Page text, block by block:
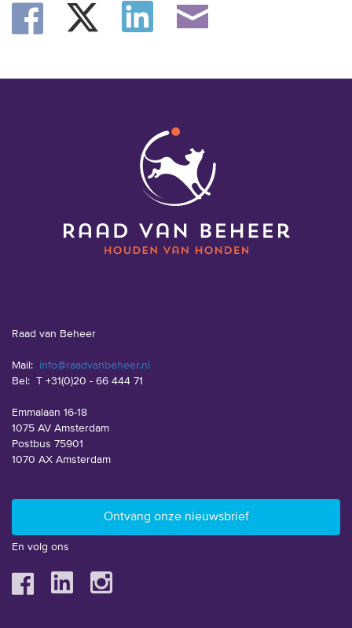
Raad van Beheer
Mail: info@raadvanbeheer.nl
Bel: T +31(0)20 - 66 444 71
Emmalaan 16-18
1075 AV Amsterdam
Postbus 75901
1070 AX Amsterdam
En volg ons